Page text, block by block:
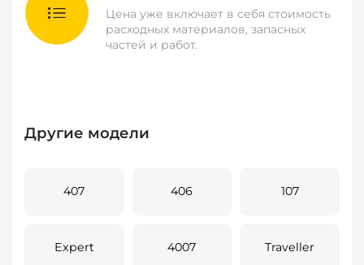
Цена уже включает в себя стоимость
расходных материалов, запасных
частей и работ.
Другие модели
407 406 107
Expert 4007 Traveller